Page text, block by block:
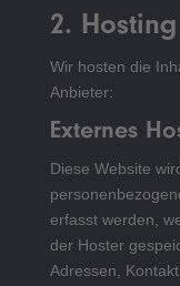
2. Hosting
Wir hosten die
Anbieter:
Externes
Diese Website
erfasst werden,
der Hoster
Adressen,